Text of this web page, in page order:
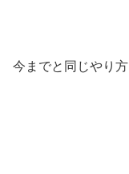
今までと同じやり方